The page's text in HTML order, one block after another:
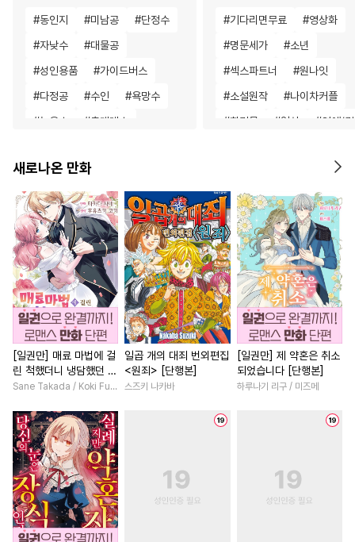
#동인지 #미남공 #단정수
#자낮수 #대물공
#성인용품 #가이드버스
#다정공 #수인 #욕망수
#능욕수 #츤데레수
#명랑수 #연상연하
#리맨물 #안경수 #회귀물
#재벌공 # 민감수 #변태
#인외존재 #미인공
#개그/코믹 # 오해/착각
#하드코어 #변태수
#문란수 #연하공 #드라마
#역사/시대물 #감금/강제
#수인수 #상처수
#침착수 #철벽수
#능력수 #동정공
#다각관계 #애증관계
#친구>연인 #첫경험
#떡대공 #모럴리스
#기다리면무료 #영상화
#명문세가 #소년
#섹스파트너 #원나잇
#소설원작 #나이차커플
#회귀물 #일상 #연애/
#
선후배 #절륜남 #육아
#일상 #삼각관계 #절륜
#판타지/SF #복수물
#현대물 #인외존재
#계략남 #로맨스 #철벽
#환생물 #연상연하
#
성장물 #게임 # 연하남
서양풍 #복수 #부부
#
#
배틀연애
친구>연인 # 짝사랑
새로나온 만화
[일권만] 매료 마법에 걸
린 척했더니 냉담했던 약
혼자가 맹목적인 사랑꾼Sane Takada / Koki Fuyutsuki
일곱 개의 대죄 번외편집
<원죄> [단행본]
스즈키 나카바
[일권만] 제 약혼은 취소
되었습니다 [단행본]
하루나기 리구 / 미즈메